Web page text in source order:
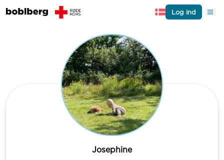
Log ind
Josephine